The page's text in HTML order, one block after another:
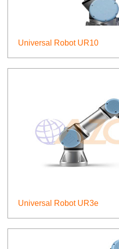
Universal Robot UR10
Universal Robot UR3e